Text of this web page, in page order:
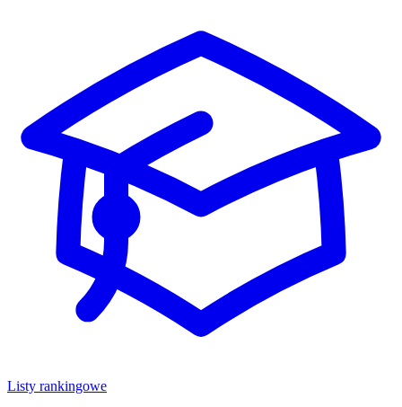
Listy rankingowe